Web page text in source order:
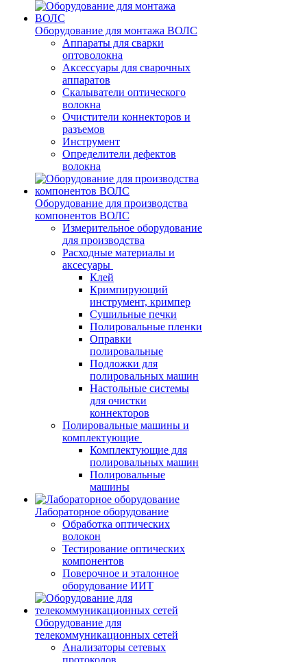
Оборудование для монтажа ВОЛС
Аппараты для сварки
оптоволокна
Аксессуары для сварочных
аппаратов
Скалыватели оптического
волокна
Очистители коннекторов и
разъемов
Инструмент
Определители дефектов
волокна
Оборудование для производства
компонентов ВОЛС
Измерительное оборудование
для производства
Расходные материалы и
аксесуары
Клей
Кримпирующий
инструмент, кримпер
Сушильные печки
Полировальные пленки
Оправки
полировальные
Подложки для
полировальных машин
Настольные системы
для очистки
коннекторов
Полировальные машины и
комплектующие
Комплектующие для
полировальных машин
Полировальные
машины
Лабораторное оборудование
Обработка оптических
волокон
Тестирование оптических
компонентов
Поверочное и эталонное
оборудование ИИТ
Оборудование для
телекоммуникационных сетей
Анализаторы сетевых
протоколов